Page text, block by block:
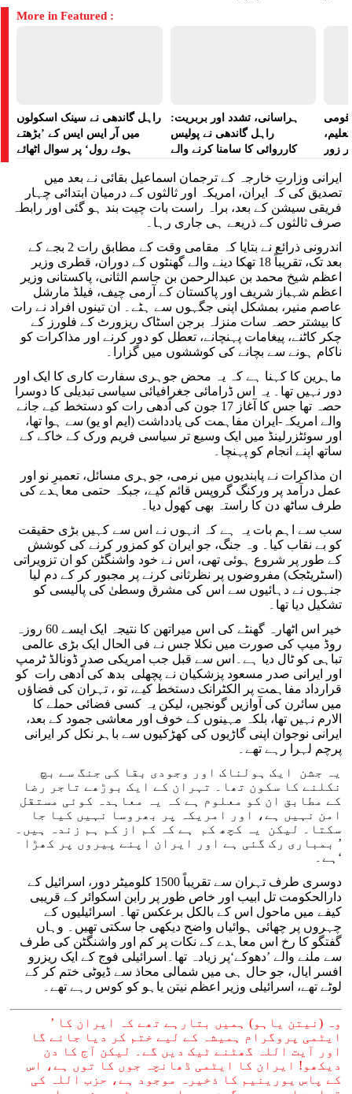
More in Featured :
راہل گاندھی نے سینک اسکولوں
میں آر ایس ایس کے ’بڑھتے
ہوئے رول‘ پر سوال اٹھائے
ہراسانی، تشدد اور بربریت:
راہل گاندھی نے پولیس
کارروائی کا سامنا کرنے والے
قومی
زور
ایرانی وزارتِ خارجہ کے ترجمان اسماعیل بقائی نے بعد میں
تصدیق کی کہ ایران، امریکہ اور ثالثوں کے درمیان ابتدائی چہار
فریقی سیشن کے بعد، براہ راست بات چیت بند ہو گئی اور رابطہ
صرف ثالثوں کے ذریعے ہی جاری رہا۔
اندرونی ذرائع نے بتایا کہ مقامی وقت کے مطابق رات 2 بجے کے
بعد تک، تقریباً 18 تھکا دینے والے گھنٹوں کے دوران، قطری وزیر
اعظم شیخ محمد بن عبدالرحمن بن جاسم الثانی، پاکستانی وزیر
اعظم شہباز شریف اور پاکستان کے آرمی چیف، فیلڈ مارشل
عاصم منیر، بمشکل اپنی جگہوں سے ہٹے۔ ان تینوں افراد نے رات
کا بیشتر حصہ سات منزلہ برجن اسٹاک ریزورٹ کے فلورز کے
چکر کاٹنے، پیغامات پہنچانے، تعطل کو دور کرنے اور مذاکرات کو
ناکام ہونے سے بچانے کی کوششوں میں گزارا۔
ماہرین کا کہنا ہے کہ یہ محض جوہری سفارت کاری کا ایک اور
دور نہیں تھا۔ یہ اس ڈرامائی جغرافیائی سیاسی تبدیلی کا دوسرا
حصہ تھا جس کا آغاز 17 جون کی آدھی رات کو دستخط کیے جانے
والے امریکہ-ایران مفاہمت کی یادداشت (ایم او یو) سے ہوا تھا،
اور سوئٹزرلینڈ میں ایک وسیع تر سیاسی فریم ورک کے خاکے کے
ساتھ اپنے انجام کو پہنچا۔
ان مذاکرات نے پابندیوں میں نرمی، جوہری مسائل، تعمیرِ نو اور
عمل درآمد پر ورکنگ گروپس قائم کیے، جبکہ حتمی معاہدے کی
طرف ساٹھ دن کا راستہ بھی کھول دیا۔
سب سے اہم بات یہ ہے کہ انہوں نے اس سے کہیں بڑی حقیقت
کو بے نقاب کیا۔ وہ جنگ، جو ایران کو کمزور کرنے کی کوشش
کے طور پر شروع ہوئی تھی، اس نے خود واشنگٹن کو ان تزویراتی
(اسٹریٹجک) مفروضوں پر نظرثانی کرنے پر مجبور کر کے دم لیا
جنہوں نے دہائیوں سے اس کی مشرق وسطیٰ کی پالیسی کو
تشکیل دیا تھا۔
خیر اس اٹھارہ گھنٹے کی اس میراتھن کا نتیجہ ایک ایسے 60 روزہ
روڈ میپ کی صورت میں نکلا جس نے فی الحال ایک بڑی عالمی
تباہی کو ٹال دیا ہے۔اس سے قبل جب امریکی صدر ڈونالڈ ٹرمپ
اور ایرانی صدر مسعود پزشکیان نے پچھلی بدھ کی آدھی رات کو
قرارداد مفاہمت پر الکٹرانک دستخط کیے، تو ، تہران کی فضاؤں
میں سائرن کی آوازیں گونجیں، لیکن یہ کسی فضائی حملے کا
الارم نہیں تھا، بلکہ مہینوں کے خوف اور معاشی جمود کے بعد،
ایرانی نوجوان اپنی گاڑیوں کی کھڑکیوں سے باہر نکل کر ایرانی
پرچم لہرا رہے تھے۔
یہ جشن ایک ہولناک اور وجودی بقا کی جنگ سے بچ
نکلنے کا سکون تھا۔ تہران کے ایک بوڑھے تاجر رضا
کے مطابق ان کو معلوم ہے کہ یہ معاہدہ کوئی مستقل
امن نہیں ہے، اور امریکہ پر بھروسا نہیں کیا جا
سکتا۔ لیکن یہ کچھ کم ہے کہ کم از کم ہم زندہ ہیں۔
’ بمباری رک گئی ہے اور ایران اپنے پیروں پر کھڑا
ہے۔‘
دارالحکومت تل ابیب اور خاص طور پر رابن اسکوائر کے قریبی
کیفے میں ماحول اس کے بالکل برعکس تھا۔ اسرائیلیوں کے
چہروں پر چھائی ہوائیاں واضح دیکھی جا سکتی تھیں۔ وہاں
گفتگو کا رخ اس معاہدے کے نکات پر کم اور واشنگٹن کی طرف
سے ملنے والے ’دھوکے‘پر زیادہ تھا۔اسرائیلی فوج کے ایک ریزرو
افسر ایال، جو حال ہی میں شمالی محاذ سے ڈیوٹی ختم کر کے
لوٹے تھے، اسرائیلی وزیر اعظم نیتن یاہو کو کوس رہے تھے۔
’ وہ (نیتن یاہو) ہمیں بتارہے تھے کہ ایران کا
ایٹمی پروگرام ہمیشہ کے لیے ختم کر دیا جائے گا
اور آیت اللہ گھٹنے ٹیک دیں گے۔ لیکن آج کا دن
دیکھو! ایران کا ایٹمی ڈھانچہ جوں کا توں ہے، اس
کے پاس یورینیم کا ذخیرہ موجود ہے، حزب اللہ کی